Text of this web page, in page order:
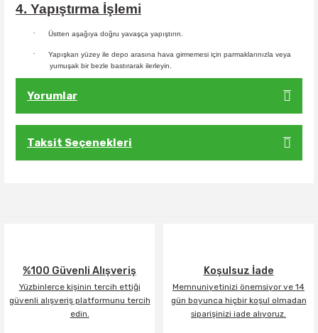
4. Yapıştırma İşlemi
· Üstten aşağıya doğru yavaşça yapıştırın.
·
Yapışkan yüzey ile depo arasına hava girmemesi için parmaklarınızla veya
yumuşak bir bezle bastırarak ilerleyin.
Yorumlar
Taksit Seçenekleri
%100 Güvenli Alışveriş
Yüzbinlerce kişinin tercih ettiği
güvenli alışveriş platformunu tercih
edin.
Koşulsuz İade
Memnuniyetinizi önemsiyor ve 14
gün boyunca hiçbir koşul olmadan
siparişinizi iade alıyoruz.